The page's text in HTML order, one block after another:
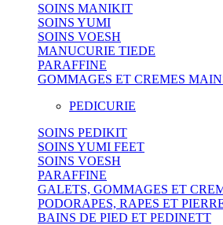
SOINS MANIKIT
SOINS YUMI
SOINS VOESH
MANUCURIE TIEDE
PARAFFINE
GOMMAGES ET CREMES
PEDICURIE
SOINS PEDIKIT
SOINS YUMI FEET
SOINS VOESH
PARAFFINE
GALETS, GOMMAGES ET
PODORAPES, RAPES ET
BAINS DE PIED ET PEDINETT